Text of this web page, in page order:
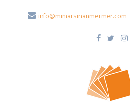
info@mimarsinanmermer.com